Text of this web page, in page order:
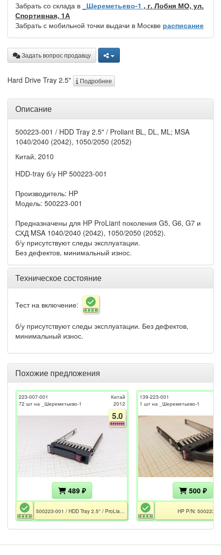
Забрать со склада в _Шереметьево-1 , г. Лобня МО, ул.
Спортивная, 1А
Забрать с мобильной точки выдачи в Москве расписание
Задать вопрос продавцу
Hard Drive Tray 2.5" Подробнее
Описание
500223-001 / HDD Tray 2.5" / Proliant BL, DL, ML; MSA
1040/2040 (2042), 1050/2050 (2052)
Китай, 2010
HDD-tray б/у HP 500223-001
Производитель: HP
Модель: 500223-001
Предназначены для HP ProLiant поколения G5, G6, G7 и
СХД MSA 1040/2040 (2042), 1050/2050 (2052).
б/у присутствуют следы эксплуатации.
Без дефектов, минимальный износ.
Техническое состояние
Тест на включение:
б/у присутствуют следы эксплуатации. Без дефектов,
минимальный износ.
Похожие предложения
223-007-001
72 шт на _Шереметьево-1
Китай
2012
5.0
489 ₽
500223-001 / HDD Tray 2.5" / ProLiant G5, G6, G7 / СХД MSA 1040/2040 (2042), 1050/2050 (2052)
139-223-001
1 шт на _Шереметьево-1
500 ₽
HP P/N: 500223-